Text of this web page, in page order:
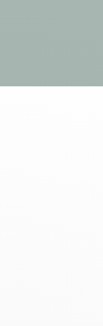
Trempé –